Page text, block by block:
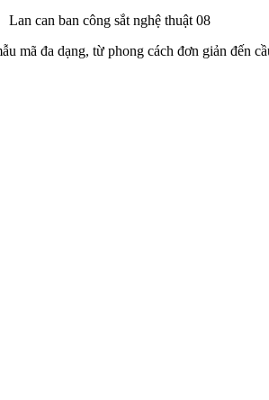
Lan can ban công sắt nghệ thuật 08
mã đa dạng, từ phong cách đơn giản đến